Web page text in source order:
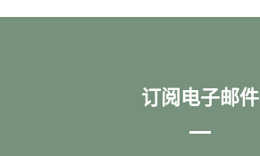
订阅电子邮件